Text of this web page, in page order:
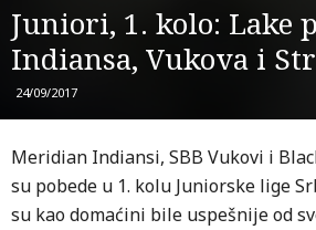
Juniori, 1. kolo: Lake
Indiansa, Vukova i
24/09/2017
Meridian Indiansi, SBB Vukovi i
su pobede u 1. kolu Juniorske lige
su kao domaćini bile uspešnije od